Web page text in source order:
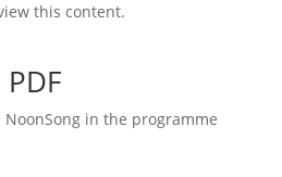
this content.
in the programme